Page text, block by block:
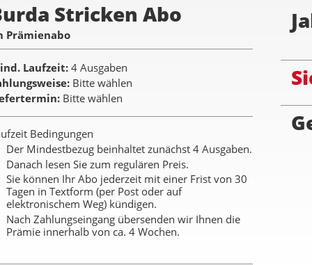
Stricken Abo
Prämienabo
Laufzeit 4 Ausgaben
Bitte wählen
Bitte wählen
Bedingungen
Der Mindestbezug beinhaltet zunächst 4 Ausgaben.
Danach lesen Sie zum regulären Preis.
Sie können Ihr Abo jederzeit mit einer Frist von 30
Tagen in Textform (per Post oder auf
elektronischem Weg) kündigen.
Nach Zahlungseingang übersenden wir Ihnen die
Prämie innerhalb von ca. 4 Wochen.